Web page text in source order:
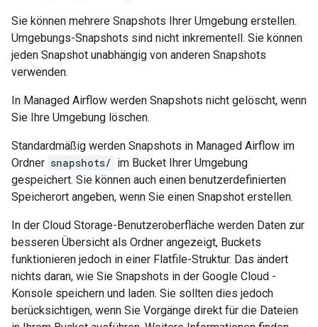
Sie können mehrere Snapshots Ihrer Umgebung erstellen.
Umgebungs-Snapshots sind nicht inkrementell. Sie können
jeden Snapshot unabhängig von anderen Snapshots
verwenden.
In Managed Airflow werden Snapshots nicht gelöscht, wenn
Sie Ihre Umgebung löschen.
Standardmäßig werden Snapshots in Managed Airflow im
Ordner snapshots/ im Bucket Ihrer Umgebung
gespeichert. Sie können auch einen benutzerdefinierten
Speicherort angeben, wenn Sie einen Snapshot erstellen.
In der Cloud Storage-Benutzeroberfläche werden Daten zur
besseren Übersicht als Ordner angezeigt, Buckets
funktionieren jedoch in einer Flatfile-Struktur. Das ändert
nichts daran, wie Sie Snapshots in der Google Cloud -
Konsole speichern und laden. Sie sollten dies jedoch
berücksichtigen, wenn Sie Vorgänge direkt für die Dateien